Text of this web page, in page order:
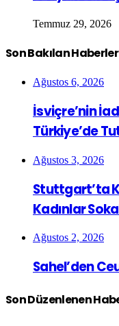
Temmuz 29, 2026
Son Bakılan Haberler
Ağustos 6, 2026
İsviçre’nin
Türkiye’de
Ağustos 3, 2026
Stuttgart’ta
Kadınlar
Ağustos 2, 2026
Sahel’den
Son Düzenlenen